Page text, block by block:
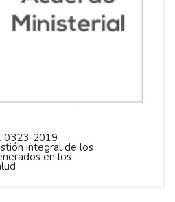
0323-2019
integral de los
en los